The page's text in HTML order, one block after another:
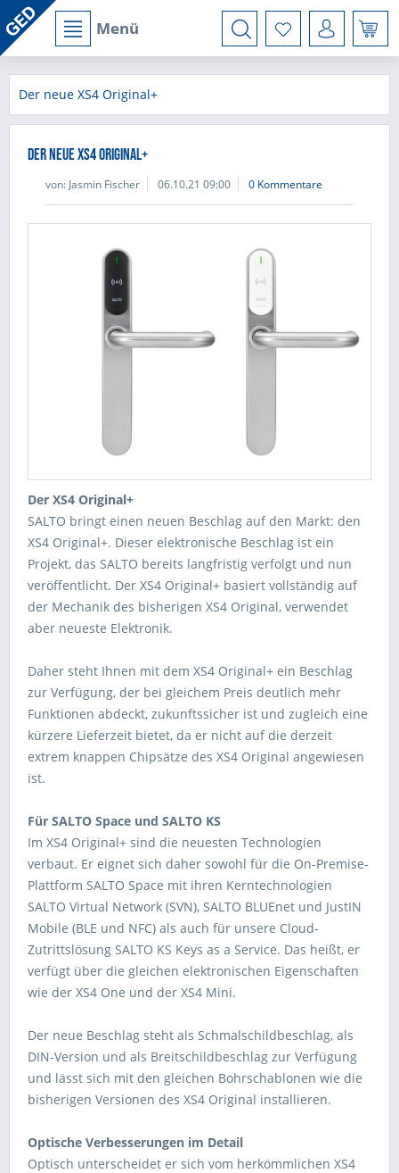
Menü
Der neue XS4 Original+
Der neue XS4 Original+
von: Jasmin Fischer 06.10.21 09:00 0 Kommentare
Der XS4 Original+
SALTO bringt einen neuen Beschlag auf den Markt: den
XS4 Original+. Dieser elektronische Beschlag ist ein
Projekt, das SALTO bereits langfristig verfolgt und nun
veröffentlicht. Der XS4 Original+ basiert vollständig auf
der Mechanik des bisherigen XS4 Original, verwendet
aber neueste Elektronik.
Daher steht Ihnen mit dem XS4 Original+ ein Beschlag
zur Verfügung, der bei gleichem Preis deutlich mehr
Funktionen abdeckt, zukunftssicher ist und zugleich eine
kürzere Lieferzeit bietet, da er nicht auf die derzeit
extrem knappen Chipsätze des XS4 Original angewiesen
ist.
Für SALTO Space und SALTO KS
Im XS4 Original+ sind die neuesten Technologien
verbaut. Er eignet sich daher sowohl für die On-Premise-
Plattform SALTO Space mit ihren Kerntechnologien
SALTO Virtual Network (SVN), SALTO BLUEnet und JustIN
Mobile (BLE und NFC) als auch für unsere Cloud-
Zutrittslösung SALTO KS Keys as a Service. Das heißt, er
verfügt über die gleichen elektronischen Eigenschaften
wie der XS4 One und der XS4 Mini.
Der neue Beschlag steht als Schmalschildbeschlag, als
DIN-Version und als Breitschildbeschlag zur Verfügung
und lässt sich mit den gleichen Bohrschablonen wie die
bisherigen Versionen des XS4 Original installieren.
Optische Verbesserungen im Detail
Optisch unterscheidet er sich vom herkömmlichen XS4